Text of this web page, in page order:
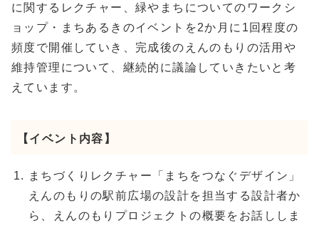
に関するレクチャー、緑やまちについてのワークシ
ョップ・まちあるきのイベントを2か月に1回程度の
頻度で開催していき、完成後のえんのもりの活用や
維持管理について、継続的に議論していきたいと考
えています。
【イベント内容】
まちづくりレクチャー「まちをつなぐデザイン」
えんのもりの駅前広場の設計を担当する設計者か
ら、えんのもりプロジェクトの概要をお話ししま